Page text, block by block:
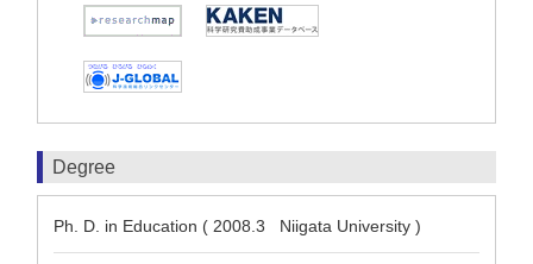
Degree
Ph. D. in Education ( 2008.3 Niigata University )